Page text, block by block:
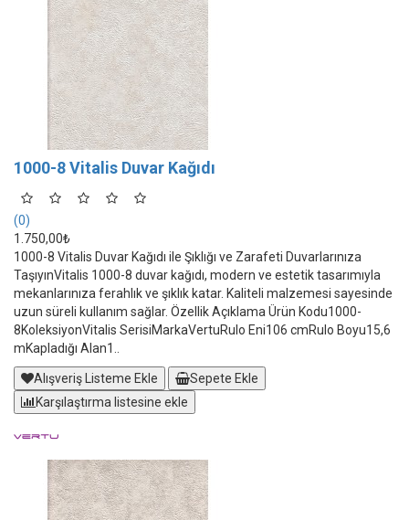
1000-8 Vitalis Duvar Kağıdı
(0)
1.750,00₺
1000-8 Vitalis Duvar Kağıdı ile Şıklığı ve Zarafeti Duvarlarınıza
TaşıyınVitalis 1000-8 duvar kağıdı, modern ve estetik tasarımıyla
mekanlarınıza ferahlık ve şıklık katar. Kaliteli malzemesi sayesinde
uzun süreli kullanım sağlar. Özellik Açıklama Ürün Kodu1000-
8KoleksiyonVitalis SerisiMarkaVertuRulo Eni106 cmRulo Boyu15,6
mKapladığı Alan1..
Alışveriş Listeme Ekle
Sepete Ekle
Karşılaştırma listesine ekle